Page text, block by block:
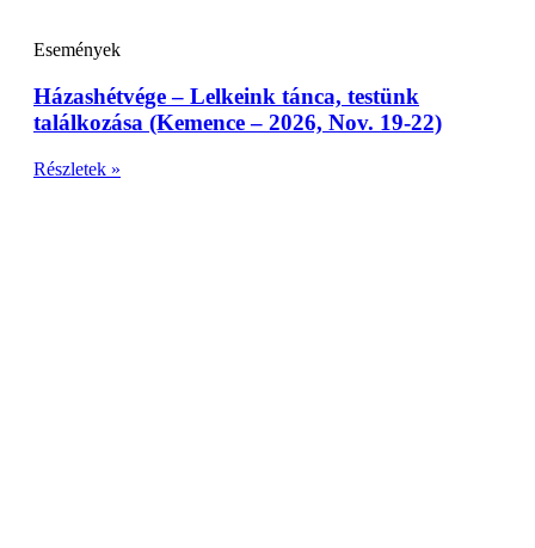
Események
Házashétvége – Lelkeink tánca, testünk
találkozása (Kemence – 2026, Nov. 19-22)
Részletek »